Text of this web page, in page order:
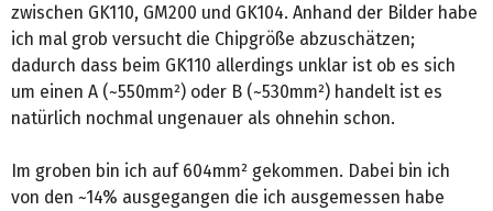
zwischen GK110, GM200 und GK104. Anhand der Bilder habe
ich mal grob versucht die Chipgröße abzuschätzen;
dadurch dass beim GK110 allerdings unklar ist ob es sich
um einen A (~550mm²) oder B (~530mm²) handelt ist es
natürlich nochmal ungenauer als ohnehin schon.
Im groben bin ich auf 604mm² gekommen. Dabei bin ich
von den ~14% ausgegangen die ich ausgemessen habe